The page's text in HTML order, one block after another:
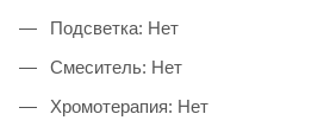
Подсветка: Нет
Смеситель: Нет
Хромотерапия: Нет